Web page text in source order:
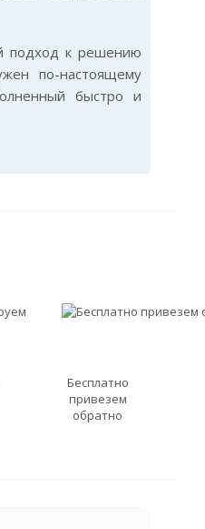
подход к решению
по-настоящему
быстро и
Бесплатно
привезем
обратно